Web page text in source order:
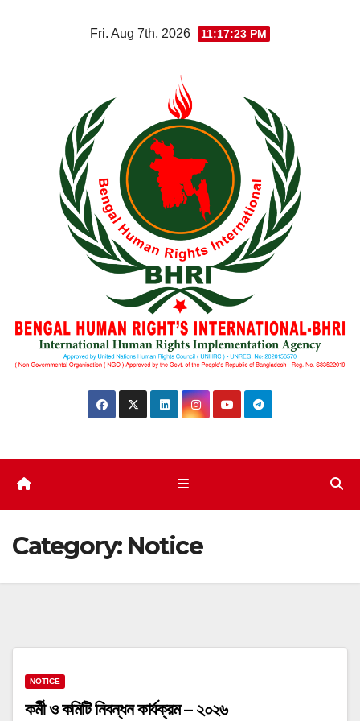
Fri. Aug 7th, 2026 11:17:23 PM
Category: Notice
NOTICE
কর্মী ও কমিটি নিবন্ধন কার্যক্রম – ২০২৬